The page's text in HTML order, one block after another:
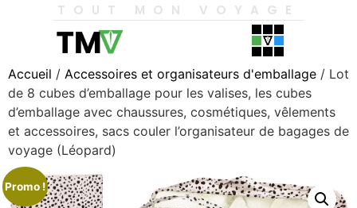
TOUT MON VOYAGE
Accueil / Accessoires et organisateurs d'emballage / Lot
de 8 cubes d’emballage pour les valises, les cubes
d’emballage avec chaussures, cosmétiques, vêlements
et accessoires, sacs couler l’organisateur de bagages de
voyage (Léopard)
Promo !